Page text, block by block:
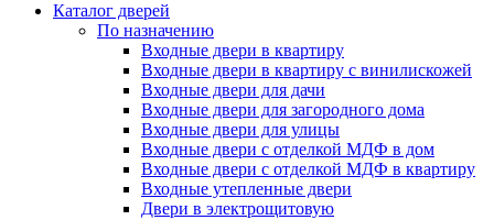
Каталог дверей
По назначению
Входные двери в квартиру
Входные двери в квартиру с винилискожей
Входные двери для дачи
Входные двери для загородного дома
Входные двери для улицы
Входные двери с отделкой МДФ в дом
Входные двери с отделкой МДФ в квартиру
Входные утепленные двери
Двери в электрощитовую